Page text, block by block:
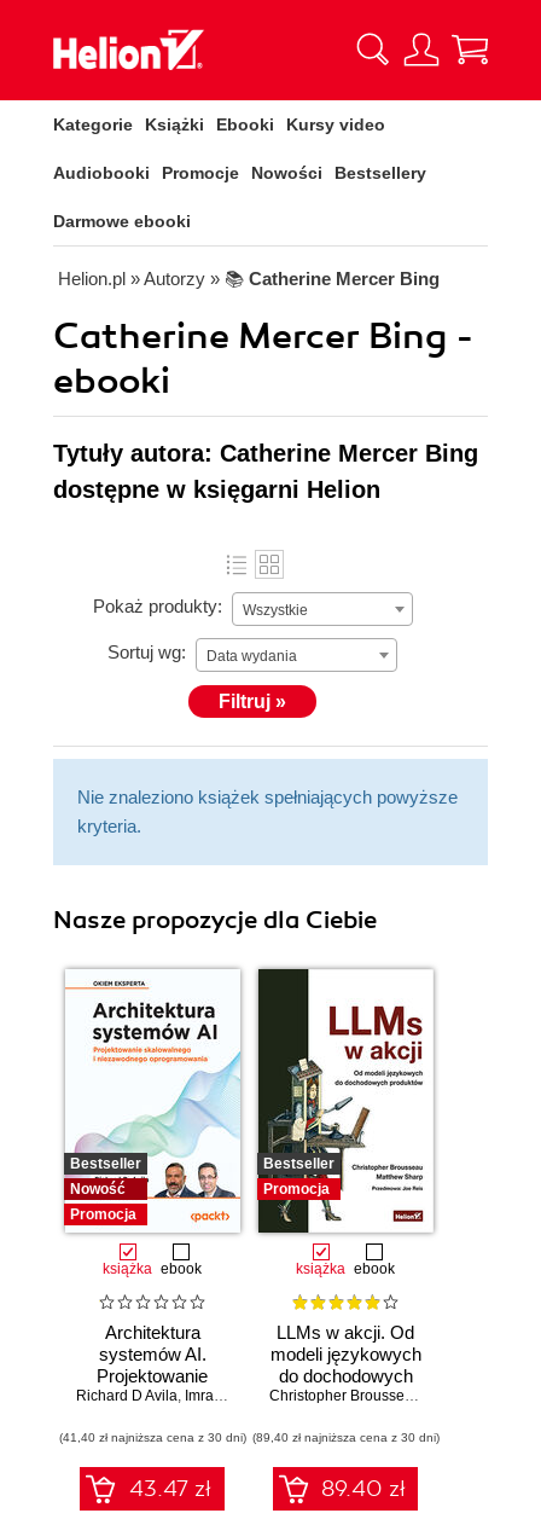
Kategorie Książki Ebooki Kursy video
Audiobooki Promocje Nowości Bestsellery
Darmowe ebooki
Helion.pl » Autorzy » 📚 Catherine Mercer Bing
Catherine Mercer Bing -
ebooki
Tytuły autora: Catherine Mercer Bing
dostępne w księgarni Helion
Pokaż produkty: Wszystkie
Sortuj wg: Data wydania
Filtruj »
Nie znaleziono książek spełniających powyższe
kryteria.
Nasze propozycje dla Ciebie
Bestseller
Nowość
Promocja
książka ebook
Architektura
systemów AI.
Projektowanie
skalowalnego i
oprogramowania
Richard D Avila, Imran Ahmad
(41,40 zł najniższa cena z 30 dni)
43.47 zł
Bestseller
Promocja
książka ebook
LLMs w akcji. Od
modeli językowych
do dochodowych
produktów
Christopher Brousseau
(89,40 zł najniższa cena z 30 dni)
89.40 zł